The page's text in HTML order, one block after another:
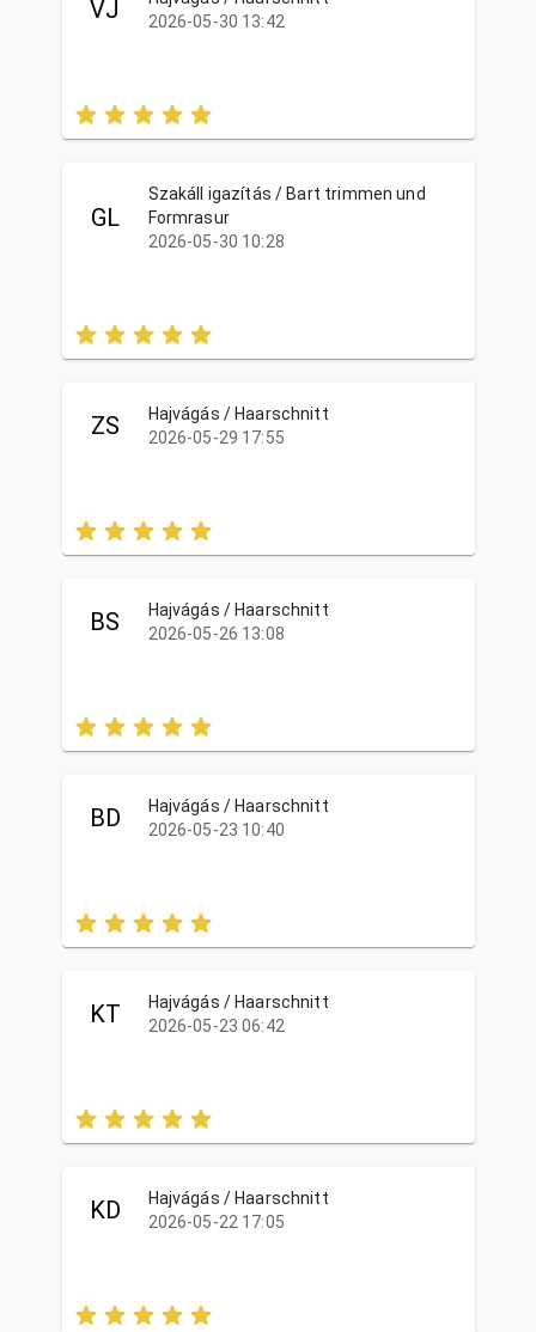
VJ
2026-05-30 13:42
GL
Szakáll igazítás / Bart trimmen und
Formrasur
2026-05-30 10:28
ZS
Hajvágás / Haarschnitt
2026-05-29 17:55
BS
Hajvágás / Haarschnitt
2026-05-26 13:08
BD
Hajvágás / Haarschnitt
2026-05-23 10:40
KT
Hajvágás / Haarschnitt
2026-05-23 06:42
KD
Hajvágás / Haarschnitt
2026-05-22 17:05